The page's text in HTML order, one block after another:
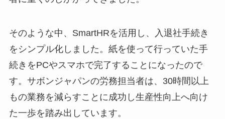
そのような中、SmartHRを活用し、入退社手続き
をシンプル化しました。紙を使って行っていた手
続きをPCやスマホで完了することになったので
す。サボンジャパンの労務担当者は、30時間以上
もの業務を減らすことに成功し生産性向上へ向け
た一歩を踏み出しています。